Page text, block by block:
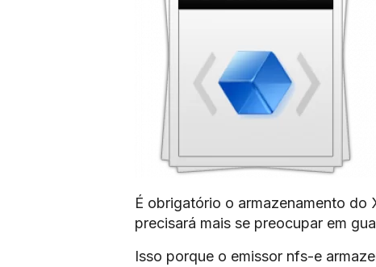
É obrigatório o armazenamento
precisará mais se preocupar em
Isso porque o emissor nfs-e